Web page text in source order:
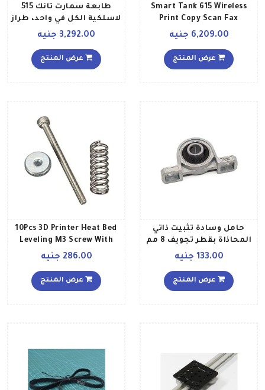
Smart Tank 615 Wireless
Print Copy Scan Fax
Automated Document
Print Up To 18000
Black8000 Colour Pages
6,209.00 جنيه
عرض المنتج
طابعة سمارت تانك 515
لاسلكية الكل في واحد، طراز
1TJ09A أسود
3,292.00 جنيه
عرض المنتج
حامل وسادة تثبيت ذاتي
المحاذاة بقطر تجويف 8 مم
وخليط معدني من الزنك
الحاسوب لبرغي الرصاص
الخاص بالطابعة ثلاثية
133.00 جنيه
عرض المنتج
10Pcs 3D Printer Heat Bed
Leveling M3 Screw With
Spring Silver
286.00 جنيه
عرض المنتج